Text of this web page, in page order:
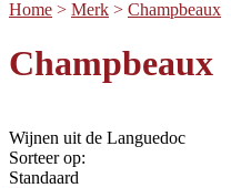
Home > Merk > Champbeaux
Champbeaux
Wijnen uit de Languedoc
Sorteer op:
Standaard